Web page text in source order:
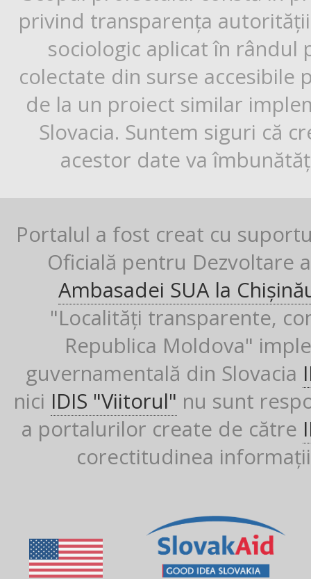
privind transparența
sociologic aplicat în rândul
colectate din surse
de la un proiect similar
Slovacia. Suntem siguri că
acestor date va
Portalul a fost creat cu
Oficială pentru Dezvoltare
Ambasadei SUA la
"Localități transparente,
Republica Moldova"
guvernamentală din Slovacia
nici IDIS "Viitorul" nu sunt
a portalurilor create de către
corectitudinea